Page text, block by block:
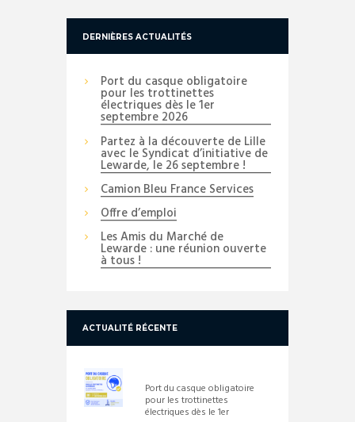
DERNIÈRES ACTUALITÉS
Port du casque obligatoire
pour les trottinettes
électriques dès le 1er
septembre 2026
Partez à la découverte de Lille
avec le Syndicat d’initiative de
Lewarde, le 26 septembre !
Camion Bleu France Services
Offre d’emploi
Les Amis du Marché de
Lewarde : une réunion ouverte
à tous !
ACTUALITÉ RÉCENTE
Port du casque obligatoire
pour les trottinettes
électriques dès le 1er